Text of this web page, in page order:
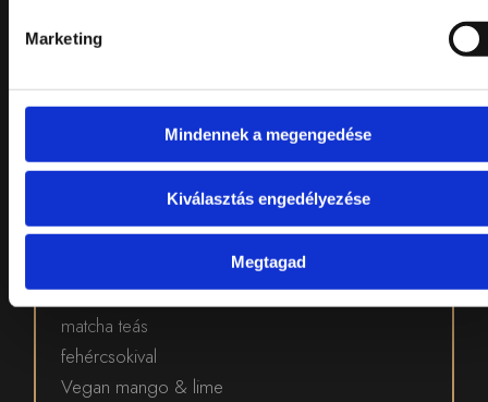
Marketing
Mindennek a megengedése
Kiválasztás engedélyezése
Megtagad
wine selection: Tóth
Chardonnay / 0,15 l
MANGÓ-
(8)
3190,-
matcha teás
fehércsokival
Vegan mango & lime